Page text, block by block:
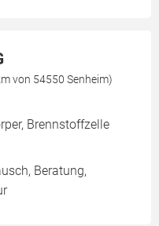
von 54550 Senheim)
Brennstoffzelle
Beratung,